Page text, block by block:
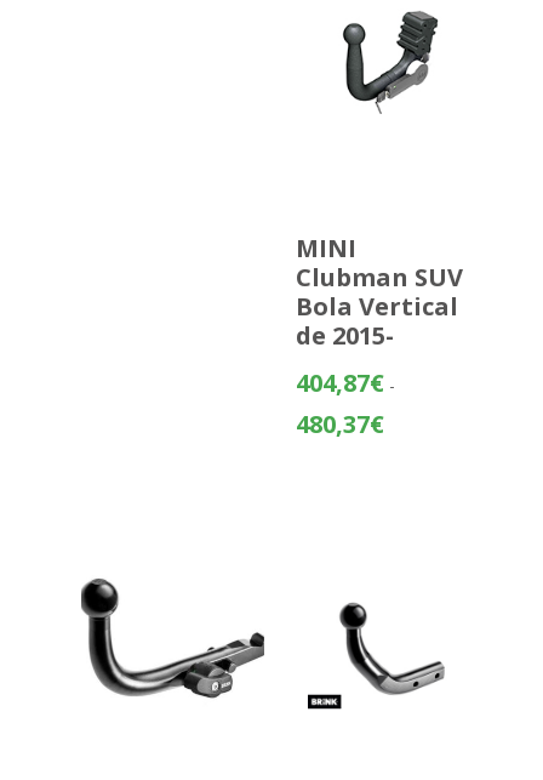
MINI
Clubman SUV
Bola Vertical
de 2015-
404,87€ -
480,37€Rango